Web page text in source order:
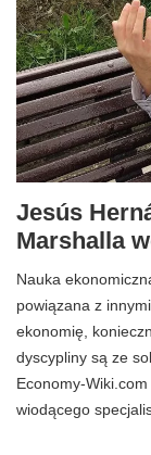
Jesús
Marshalla
Nauka
powiązana z
ekonomię,
dyscypliny są ze
Economy-
wiodącego